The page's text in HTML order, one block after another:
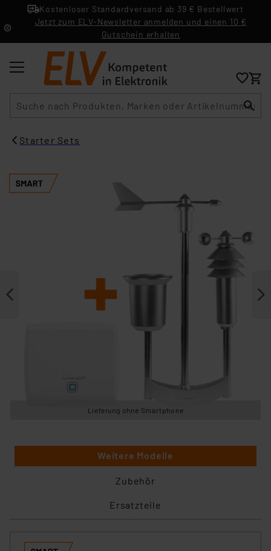
Kostenloser Standardversand ab 39 € Bestellwert
Jetzt zum ELV-Newsletter anmelden und einen 10 €
Gutschein erhalten
Starter Sets
Lieferung ohne Smartphone
Weitere Modelle
Zubehör
Ersatzteile